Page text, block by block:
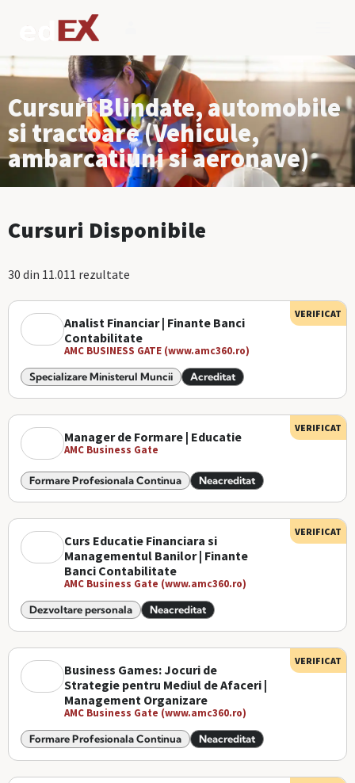
Cursuri Blindate, automobile
si tractoare (Vehicule,
ambarcatiuni si aeronave)
Cursuri Disponibile
30 din 11.011 rezultate
Analist Financiar | Finante Banci
Contabilitate
AMC BUSINESS GATE (www.amc360.ro)
Specializare Ministerul Muncii Acreditat
VERIFICAT
Manager de Formare | Educatie
AMC Business Gate
Formare Profesionala Continua Neacreditat
VERIFICAT
Curs Educatie Financiara si
Managementul Banilor | Finante
Banci Contabilitate
AMC Business Gate (www.amc360.ro)
Dezvoltare personala Neacreditat
VERIFICAT
Business Games: Jocuri de
Strategie pentru Mediul de Afaceri |
Management Organizare
AMC Business Gate (www.amc360.ro)
Formare Profesionala Continua Neacreditat
VERIFICAT